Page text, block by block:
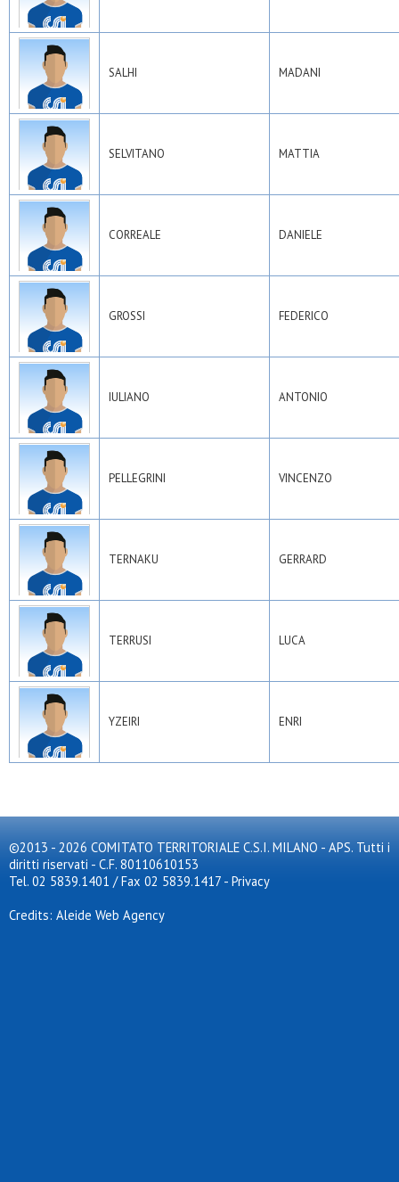
SALHI MADANI
SELVITANO MATTIA
CORREALE DANIELE
GROSSI FEDERICO
IULIANO ANTONIO
PELLEGRINI VINCENZO
TERNAKU GERRARD
TERRUSI LUCA
YZEIRI ENRI
©2013 - 2026 COMITATO TERRITORIALE C.S.I. MILANO - APS. Tutti i
diritti riservati - C.F. 80110610153
Tel. 02 5839.1401 / Fax 02 5839.1417 - Privacy
Credits: Aleide Web Agency